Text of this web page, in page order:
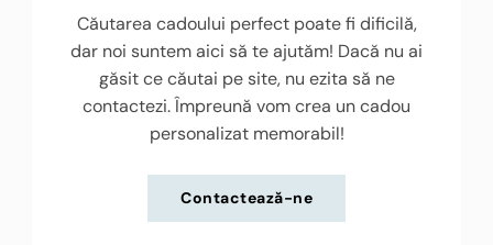
Căutarea cadoului perfect poate fi dificilă,
dar noi suntem aici să te ajutăm! Dacă nu ai
găsit ce căutai pe site, nu ezita să ne
contactezi. Împreună vom crea un cadou
personalizat memorabil!
Contactează-ne